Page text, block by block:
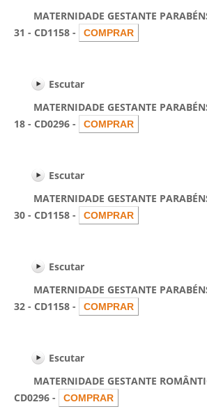
MATERNIDADE GESTANTE
31 - CD1158 -
Escutar
MATERNIDADE GESTANTE
18 - CD0296 -
Escutar
MATERNIDADE GESTANTE
30 - CD1158 -
Escutar
MATERNIDADE GESTANTE
32 - CD1158 -
Escutar
MATERNIDADE GESTANTE
CD0296 -